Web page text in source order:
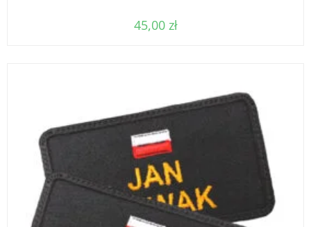
45,00 zł